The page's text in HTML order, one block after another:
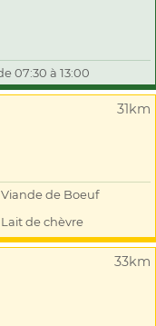
07:30 à 13:00
31km
Viande de Boeuf
Lait de chèvre
33km